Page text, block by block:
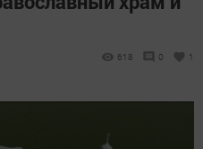
618 0 1